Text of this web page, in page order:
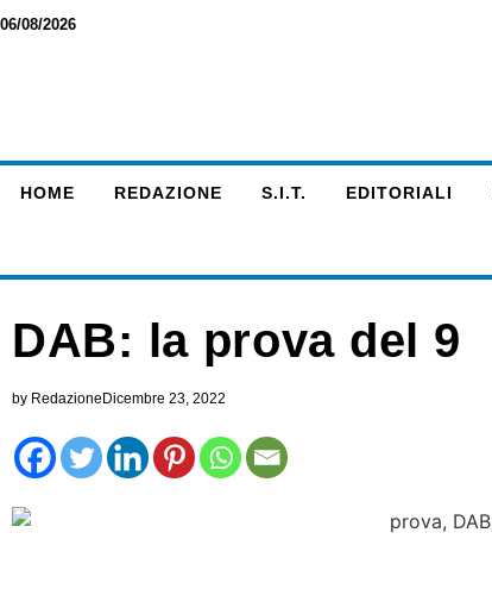
06/08/2026
HOME REDAZIONE S.I.T. EDITORIALI
DAB: la prova del 9
by Redazione Dicembre 23, 2022